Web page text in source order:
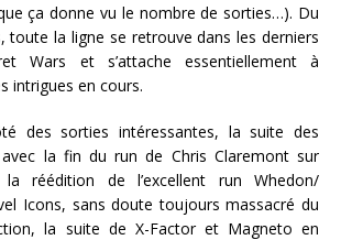
que ça donne vu le nombre de sorties…). Du
toute la ligne se retrouve dans les derniers
Wars et s’attache essentiellement à
intrigues en cours.
des sorties intéressantes, la suite des
avec la fin du run de Chris Claremont sur
la réédition de l’excellent run Whedon/
Icons, sans doute toujours massacré du
la suite de X-Factor et Magneto en